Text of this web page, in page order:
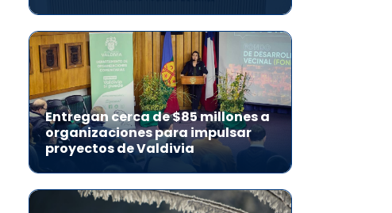
Entregan cerca de $85 millones a
organizaciones para impulsar
proyectos de Valdivia